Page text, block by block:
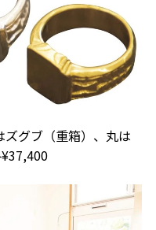
グブ（重箱）、丸は